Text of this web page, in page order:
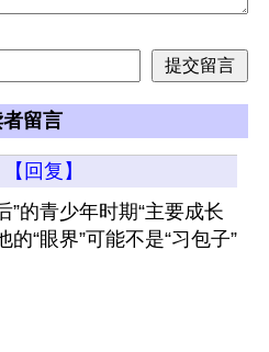
留言
【回复】
”的青少年时期“主要成长
“眼界”可能不是“习包子”